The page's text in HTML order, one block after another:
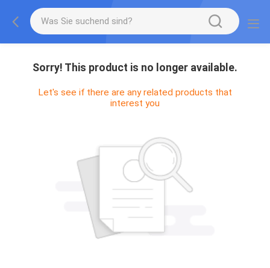
Sorry! This product is no longer available.
Let's see if there are any related products that
interest you